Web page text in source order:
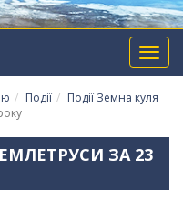
Події
Події Земна куля
ЗА 23